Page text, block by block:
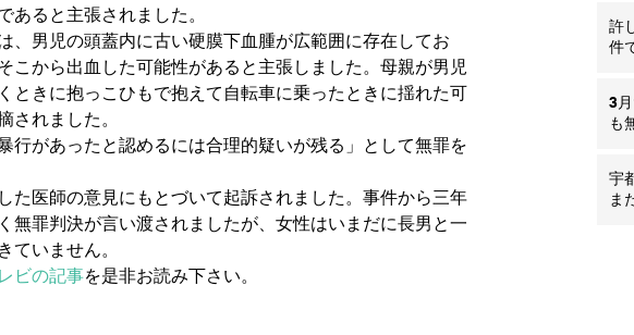
あると主張されました。
、男児の頭蓋内に古い硬膜下血腫が広範囲に存在してお
こから出血した可能性があると主張しました。母親が男児
ときに抱っこひもで抱えて自転車に乗ったときに揺れた可
されました。
行があったと認めるには合理的疑いが残る」として無罪を
た医師の意見にもとづいて起訴されました。事件から三年
無罪判決が言い渡されましたが、女性はいまだに長男と一
ていません。
ビの記事を是非お読み下さい。
許
件
3
も
宇
ま